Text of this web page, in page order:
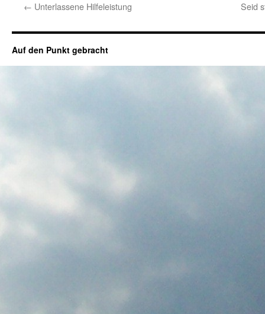
← Unterlassene Hilfeleistung Seid
Auf den Punkt gebracht